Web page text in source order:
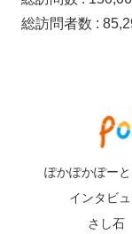
総訪問者数 :
ぽかぽかぽー
インタビ
さし石